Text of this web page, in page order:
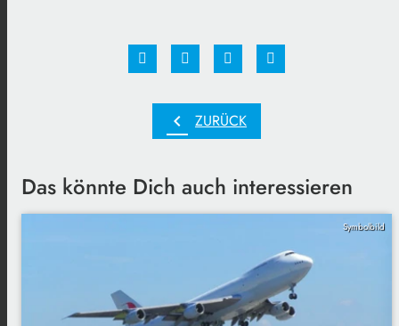
chevron_left ZURÜCK
Das könnte Dich auch interessieren
Symbolbild